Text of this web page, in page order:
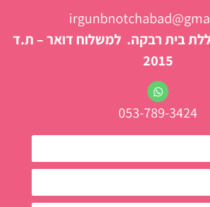
בית רבקה. למשלוח דואר – ת.ד
2015
053-789-3424